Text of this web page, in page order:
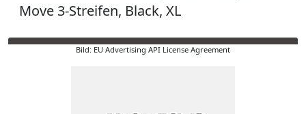
Move 3-Streifen, Black, XL
Bild: EU Advertising API License Agreement